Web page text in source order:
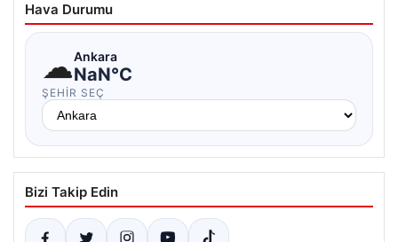
Hava Durumu
☁Ankara
NaN°C
ŞEHIR SEÇ
Bizi Takip Edin